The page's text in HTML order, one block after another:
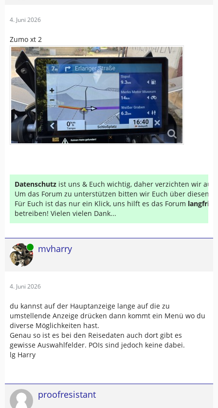
4. Juni 2026
Zumo xt 2
Datenschutz ist uns & Euch wichtig, daher verzichten wir auf
Um das Forum zu unterstützen bitten wir Euch über diesen
Für Euch ist das nur ein Klick, uns hilft es das Forum
betreiben! Vielen vielen Dank...
Online mvharry
4. Juni 2026
du kannst auf der Hauptanzeige lange auf die zu
umstellende Anzeige drücken dann kommt ein Menü wo du
diverse Möglichkeiten hast.
Genau so ist es bei den Reisedaten auch dort gibt es
gewisse Auswahlfelder. POIs sind jedoch keine dabei.
lg Harry
proofresistant